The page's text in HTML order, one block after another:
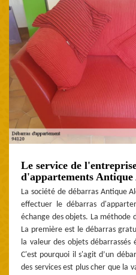
Le service de
d'appartements Antique
La société de débarras Antique
effectuer le débarras
échange des objets. La méthode
La première est le débarras
la valeur des objets débarrassés
C'est pourquoi il s'agit d’un
des services est plus cher que la